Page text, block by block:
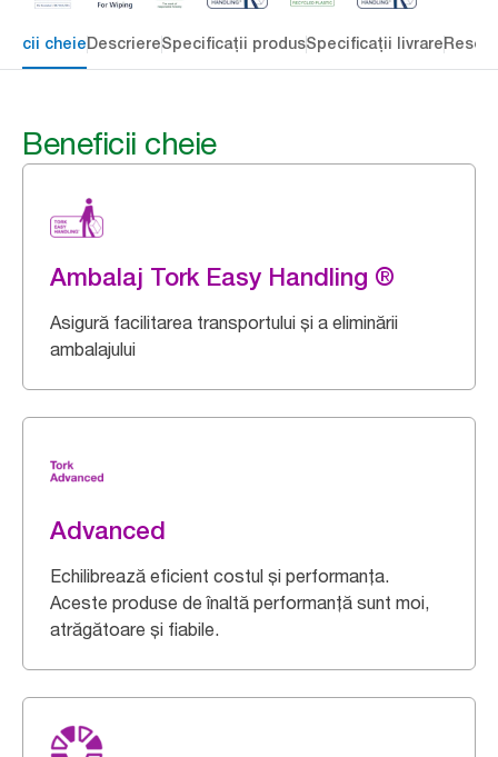
cheieDescriereSpecificații produsSpecificații livrare
Beneficii cheie
Ambalaj Tork Easy Handling ®
Asigură facilitarea transportului și a eliminării
ambalajului
Advanced
Echilibrează eficient costul și performanța.
Aceste produse de înaltă performanță sunt moi,
atrăgătoare și fiabile.